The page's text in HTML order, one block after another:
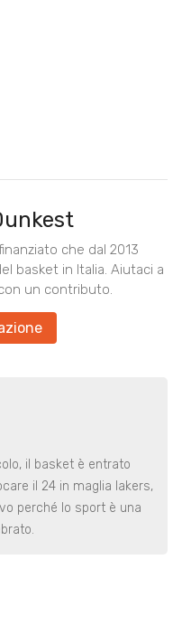
che dal 2013
basket in Italia. Aiutaci a
un contributo.
il basket è entrato
il 24 in maglia lakers,
perché lo sport è una